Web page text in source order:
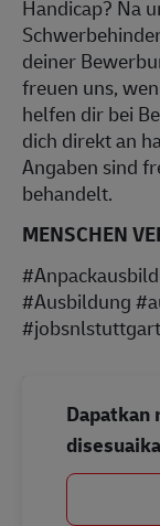
Handicap? Na
deiner
freuen uns,
helfen dir bei
dich direkt an
Angaben sind
behandelt.
MENSCHEN
#Ausbildung
#jobsnlstuttgart
Dapatkan